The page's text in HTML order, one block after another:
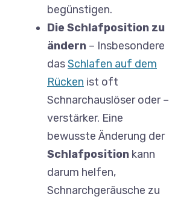
begünstigen.
Die Schlafposition zu
ändern – Insbesondere
dasSchlafen auf dem
Rücken ist oft
Schnarchauslöser oder –
verstärker. Eine
bewusste Änderung der
Schlafposition kann
darum helfen,
Schnarchgeräusche zu